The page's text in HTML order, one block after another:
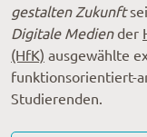
gestalten Zukunft
Digitale Mediender
(HfK) ausgewählte
funktionsorientiert-
Studierenden.